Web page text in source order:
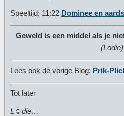
Speeltijd; 11:22 Dominee en
Geweld is een middel als je
(Lodie)
Lees ook de vorige Blog: Prik-
Tot later
L☺die…